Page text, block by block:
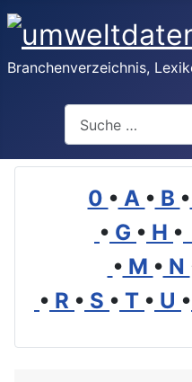
Branchenverzeichnis,
0 • A • B •
• G • H •
• M • N
• R • S • T • U •